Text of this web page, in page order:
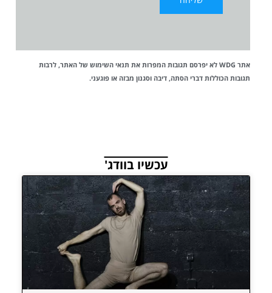
אתר WDG לא יפרסם תגובות המפרות את תנאי השימוש של האתר, לרבות
תגובות הכוללות דברי הסתה, דיבה וסגנון מבזה או פוגעני.
עכשיו בוודג'